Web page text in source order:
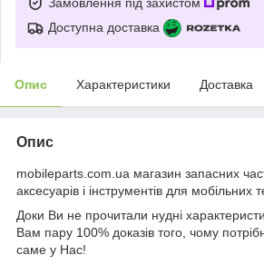
Доступна доставка
Опис Характеристики Доставка
Опис
mobileparts.com.ua магазин запасних
аксесуарів і інструментів для мобільних
Доки Ви не прочитали нудні
Вам пару 100% доказів того, чому
саме у Нас!